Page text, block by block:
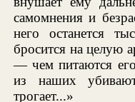
самомнения и
него останется
бросится на целую
— чем питаются
из наших
трогает...»